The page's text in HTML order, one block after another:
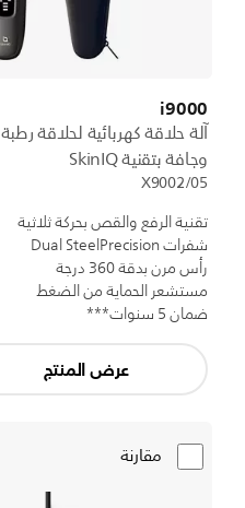
i9000
آلة حلاقة كهربائية لحلاقة رطبة
وجافة بتقنية SkinIQ
X9002/05
تقنية الرفع والقص بحركة ثلاثية
شفرات Dual SteelPrecision
رأس مرن بدقة 360 درجة
مستشعر الحماية من الضغط
ضمان 5 سنوات***
عرض المنتج
مقارنة